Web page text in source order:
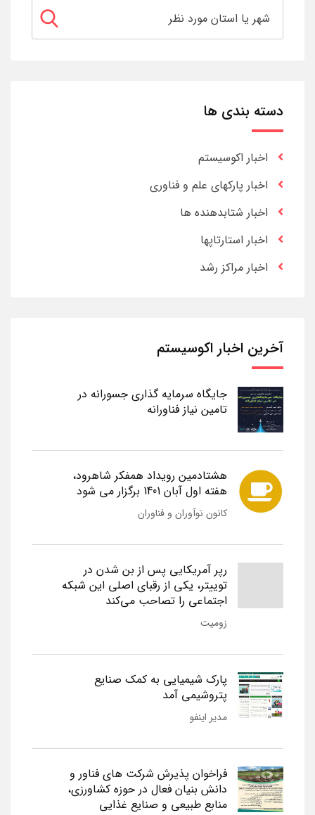
دسته بندی ها
اخبار اکوسیستم
اخبار پارکهای علم و فناوری
اخبار شتابدهنده ها
اخبار استارتاپها
اخبار مراکز رشد
آخرین اخبار اکوسیستم
جایگاه سرمایه گذاری جسورانه در
تامین نیاز فناورانه
هشتادمین رویداد همفکر شاهرود،
هفته اول آبان 1401 برگزار می شود
کانون نوآوران و فناوران
رپر آمریکایی پس از بن شدن در
توییتر، یکی از رقبای اصلی این شبکه
اجتماعی را تصاحب می‌کند
زومیت
پارک شیمیایی به کمک صنایع
پتروشیمی آمد
مدیر اینفو
فراخوان پذیرش شرکت های فناور و
دانش بنیان فعال در حوزه کشاورزی،
منابع طبیعی و صنایع غذایی